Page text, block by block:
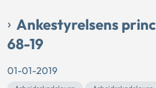
Ankestyrelsens
68-19
01-01-2019